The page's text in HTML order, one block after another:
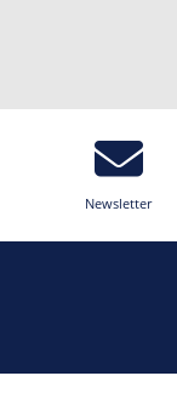
Newsletter